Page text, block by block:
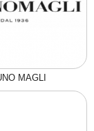
MAGLI